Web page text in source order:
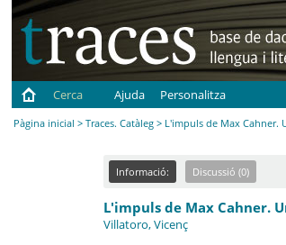
Cerca
Ajuda Personalitza
Pàgina inicial >Traces. Catàleg > L'impuls de Max Cahner.
Informació: Discussió (0)
L'impuls de Max Cahner.
Villatoro, Vicenç